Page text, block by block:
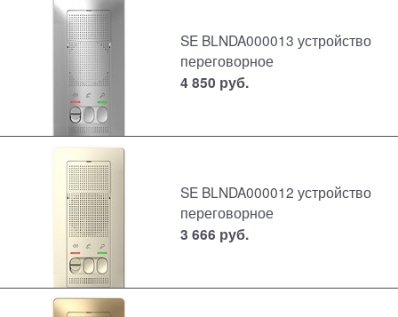
SE BLNDA000013 устройство
переговорное
4 850 руб.
SE BLNDA000012 устройство
переговорное
3 666 руб.